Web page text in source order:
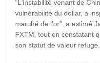
"L'instabilité venant de
vulnérabilité du dollar, a
marché de l'or", a estimé
FXTM, tout en constatant
son statut de valeur refuge.